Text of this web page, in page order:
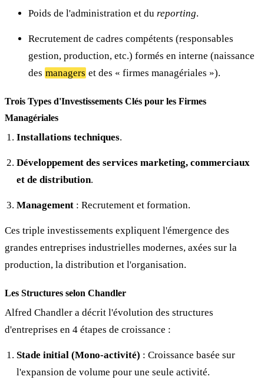
Poids de l'administration et du reporting.
Recrutement de cadres compétents (responsables
gestion, production, etc.) formés en interne (naissance
des managers et des « firmes managériales »).
Trois Types d'Investissements Clés pour les Firmes
Managériales
Installations techniques.
Développement des services marketing, commerciaux
et de distribution.
Management : Recrutement et formation.
Ces triple investissements expliquent l'émergence des
grandes entreprises industrielles modernes, axées sur la
production, la distribution et l'organisation.
Les Structures selon Chandler
Alfred Chandler a décrit l'évolution des structures
d'entreprises en 4 étapes de croissance :
Stade initial (Mono-activité) : Croissance basée sur
l'expansion de volume pour une seule activité.